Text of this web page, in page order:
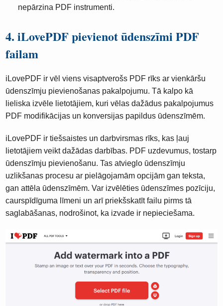
nepārzina PDF instrumenti.
4. iLovePDF pievienot ūdenszīmi PDF
failam
iLovePDF ir vēl viens visaptverošs PDF rīks ar vienkāršu
ūdenszīmju pievienošanas pakalpojumu. Tā kalpo kā
lieliska izvēle lietotājiem, kuri vēlas dažādus pakalpojumus
PDF modifikācijas un konversijas papildus ūdenszīmēm.
iLovePDF ir tiešsaistes un darbvirsmas rīks, kas ļauj
lietotājiem veikt dažādas darbības. PDF uzdevumus, tostarp
ūdenszīmju pievienošanu. Tas atvieglo ūdenszīmju
uzlikšanas procesu ar pielāgojamām opcijām gan teksta,
gan attēla ūdenszīmēm. Var izvēlēties ūdenszīmes pozīciju,
caurspīdīguma līmeni un arī priekšskatīt failu pirms tā
saglabāšanas, nodrošinot, ka izvade ir nepieciešama.